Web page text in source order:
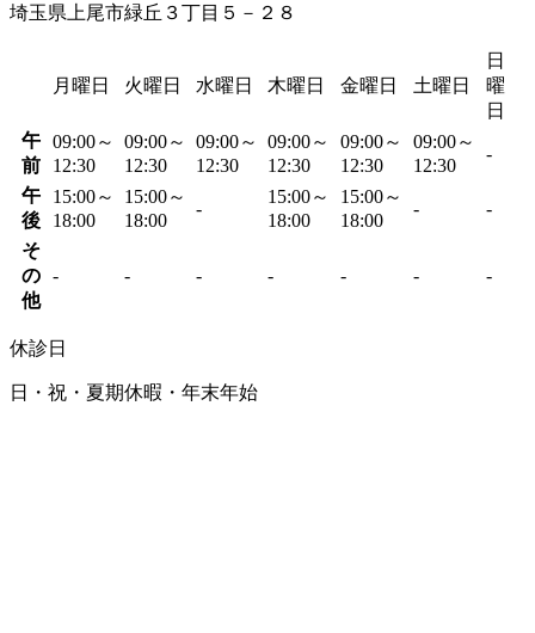
埼玉県上尾市緑丘３丁目５－２８
月曜日 火曜日 水曜日 木曜日 金曜日 土曜日
日
曜
日
午
前
09:00～
12:30
09:00～
12:30
09:00～
12:30
09:00～
12:30
09:00～
12:30
09:00～
12:30
-
午
後
15:00～
18:00
15:00～
18:00
-
15:00～
18:00
15:00～
18:00
- -
そ
の
他
- - - - - - -
休診日
日・祝・夏期休暇・年末年始